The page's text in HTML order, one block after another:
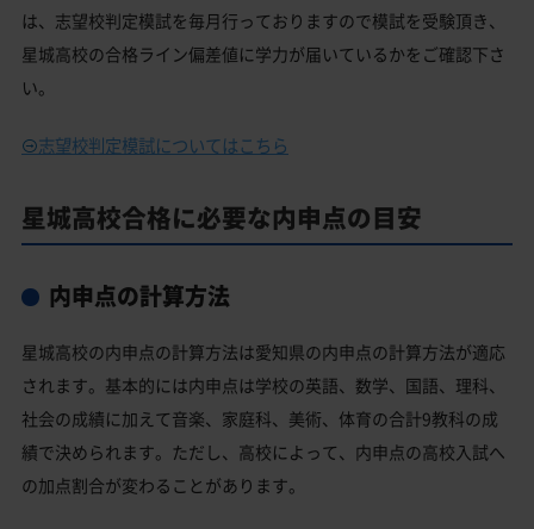
は、志望校判定模試を毎月行っておりますので模試を受験頂き、
星城高校の合格ライン偏差値に学力が届いているかをご確認下さ
い。
志望校判定模試についてはこちら
星城高校合格に必要な内申点の目安
内申点の計算方法
星城高校の内申点の計算方法は愛知県の内申点の計算方法が適応
されます。基本的には内申点は学校の英語、数学、国語、理科、
社会の成績に加えて音楽、家庭科、美術、体育の合計9教科の成
績で決められます。ただし、高校によって、内申点の高校入試へ
の加点割合が変わることがあります。